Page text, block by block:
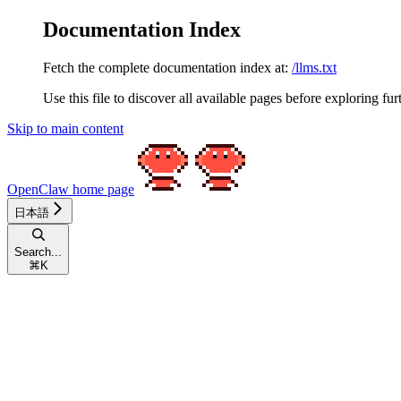
Documentation Index
Fetch the complete documentation index at: /llms.txt
Use this file to discover all available pages before exploring
Skip to main content
OpenClaw home page
日本語
Search...
⌘ K